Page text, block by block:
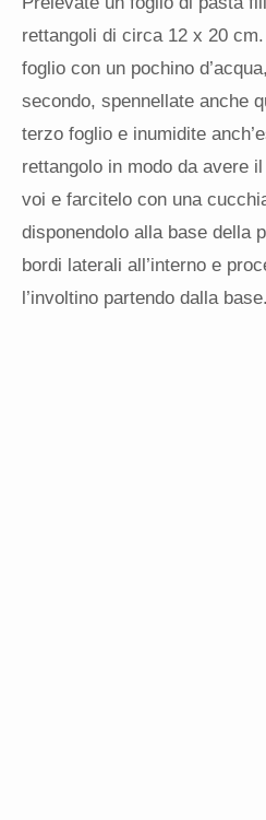
rettangoli di circa 12 x 20
foglio con un pochino
secondo, spennellate anche
terzo foglio e inumidite
rettangolo in modo da avere
voi e farcitelo con una
disponendolo alla base della
bordi laterali all’interno e
l’involtino partendo dalla base.